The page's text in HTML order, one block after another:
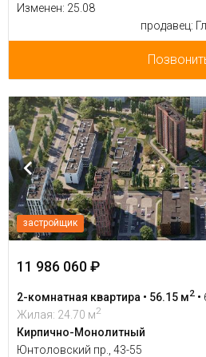
Изменен: 25.08
продавец:
застройщик
11 986 060 ₽
2-комнатная квартира • 56.15 м2 •
Жилая: 24.70 м2
Кирпично-Монолитный
Юнтоловский пр., 43-55